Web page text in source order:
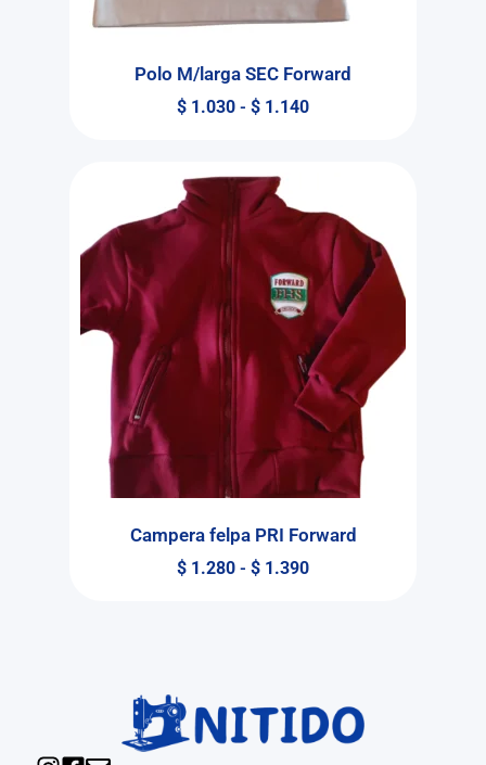
Polo M/larga SEC Forward
$ 1.030 - $ 1.140
Campera felpa PRI Forward
$ 1.280 - $ 1.390